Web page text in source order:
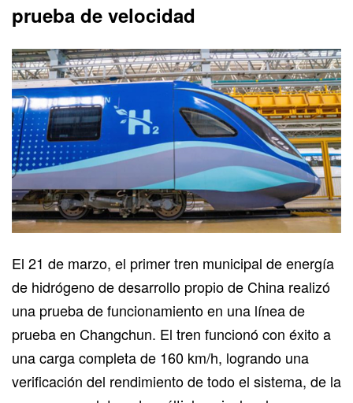
prueba de velocidad
El 21 de marzo, el primer tren municipal de energía
de hidrógeno de desarrollo propio de China realizó
una prueba de funcionamiento en una línea de
prueba en Changchun. El tren funcionó con éxito a
una carga completa de 160 km/h, logrando una
verificación del rendimiento de todo el sistema, de la